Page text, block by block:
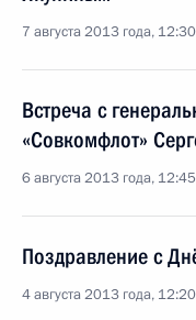
7 августа 2013 года, 12:30
Встреча с
«Совкомфлот»
6 августа 2013 года, 12:45
Поздравление с
4 августа 2013 года, 12:20